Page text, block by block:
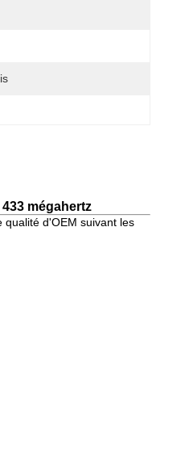
mégahertz
qualité d'OEM suivant les